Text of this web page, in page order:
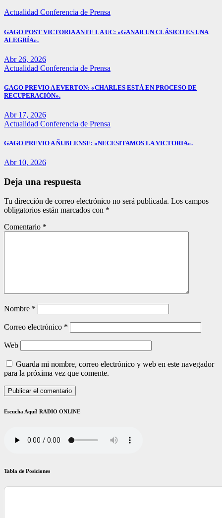
Actualidad Conferencia de Prensa
GAGO POST VICTORIA ANTE LA UC: «GANAR UN CLÁSICO ES UNA
ALEGRÍA».
Abr 26, 2026
Actualidad Conferencia de Prensa
GAGO PREVIO A EVERTON: «CHARLES ESTÁ EN PROCESO DE
RECUPERACIÓN».
Abr 17, 2026
Actualidad Conferencia de Prensa
GAGO PREVIO A ÑUBLENSE: «NECESITAMOS LA VICTORIA».
Abr 10, 2026
Deja una respuesta
Tu dirección de correo electrónico no será publicada. Los campos
obligatorios están marcados con *
Comentario *
Nombre *
Correo electrónico *
Web
Guarda mi nombre, correo electrónico y web en este navegador
para la próxima vez que comente.
Escucha Aquí! RADIO ONLINE
Tabla de Posiciones